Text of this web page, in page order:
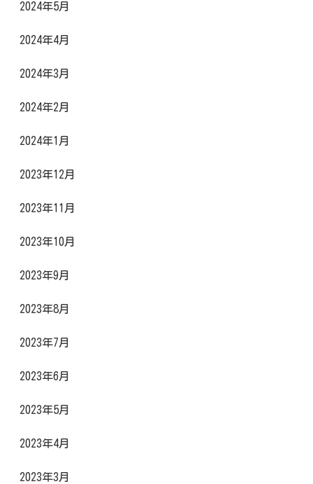
2024年5月
2024年4月
2024年3月
2024年2月
2024年1月
2023年12月
2023年11月
2023年10月
2023年9月
2023年8月
2023年7月
2023年6月
2023年5月
2023年4月
2023年3月